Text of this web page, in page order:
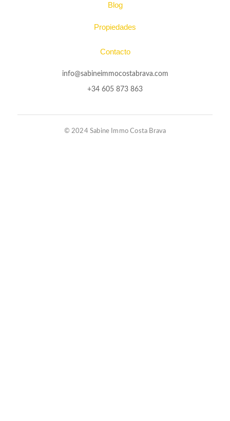
Blog
Propiedades
Contacto
info@sabineimmocostabrava.com
+34 605 873 863
© 2024 Sabine Immo Costa Brava